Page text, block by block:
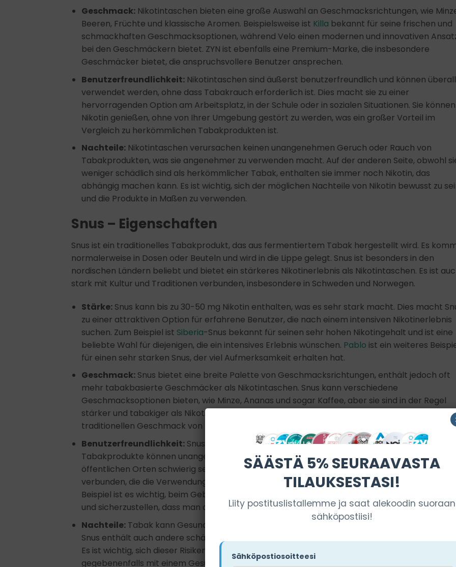
Geschmack: Nikotintaschen bieten eine große Auswahl an Geschmacksrichtungen, wie
Beeren, Früchte und klassische Aromen. Beispielsweise ist Killa bekannt für seine frischen und
schmackhaften Geschmacksoptionen, während Velo einen modernen und innovativen
bei den Geschmäckern bietet. ZYN ist ebenfalls eine Premium-Marke, die insbesondere
Geschmäcker bietet, die anspruchsvollere Benutzer ansprechen.
Benutzerfreundlichkeit: Nikotintaschen sind äußerst benutzerfreundlich und können überall
verwendet werden, ohne dass Tabakrauch erforderlich ist. Dies macht sie zu einer
hervorragenden Option am Arbeitsplatz, in der Schule oder in sozialen Situationen. Sie können
Nikotin genießen, ohne von Ihrer Umgebung gestört zu werden, was ein großer Vorteil im
Vergleich zu herkömmlichen Tabakprodukten ist.
Nachteile: Nikotintaschen verursachen keinen unangenehmen Geruch oder Rauch von
Tabakprodukten, was sie angenehmer zu verwenden macht. Auf der anderen Seite, obwohl
weniger schädlich sind als herkömmlicher Tabak, enthalten sie immer noch Nikotin, das
abhängig machen kann. Es ist wichtig, sich der möglichen Nachteile von Nikotin bewusst zu
und die Produkte in Maßen zu verwenden.
Snus – Eigenschaften
Snus ist ein traditionelles Tabakprodukt, das aus fermentiertem Tabak hergestellt wird. Es
normalerweise in Dosen oder Beuteln und wird in die Lippe gelegt. Snus ist besonders in den
nordischen Ländern beliebt und bietet ein stärkeres Nikotinerlebnis als Nikotintaschen. Es ist
stark mit Kultur und Traditionen verbunden, insbesondere in Schweden und Norwegen.
Stärke: Snus kann bis zu 30-50 mg Nikotin enthalten, was es sehr stark macht. Dies macht
zu einer attraktiven Option für erfahrene Benutzer, die nach einem intensiven Nikotinerlebnis
suchen. Zum Beispiel ist Siberia-Snus bekannt für seinen sehr hohen Nikotingehalt und ist eine
beliebte Wahl für diejenigen, die ein intensives Erlebnis wünschen. Pablo ist ein weiteres
für einen sehr starken Snus, der viel Aufmerksamkeit erhalten hat.
Geschmack: Snus bietet eine breite Palette von Geschmacksrichtungen, enthält jedoch oft
mehr tabakbasierte Geschmäcker als Nikotintaschen. Snus kann verschiedene
Geschmacksoptionen bieten, wie Minze, Ananas und sogar Kaffee, aber sie sind in der Regel
stärker und tabakiger als Nikotintaschen. Dies kann ein Vorteil für diejenigen sein, die den
traditionellen Geschmack von Tabakprodukten mögen.
Benutzerfreundlichkeit: Snus erfordert während der Anwendung mehr Aufmerksamkeit,
Tabakprodukte können unangenehme Gerüche hinterlassen. Die Verwendung kann an
öffentlichen Orten schwierig sein, und die Verwendung von Snus ist oft mit kulturellen Normen
verbunden, die die Verwendung in bestimmten Umgebungen einschränken können. Zum
Beispiel ist es wichtig, beim Gebrauch von Snus auf die Menschen um einen herum zu achten
und sicherzustellen, dass man anderen keinen Unannehmlichkeiten verursacht.
Nachteile: Tabak kann Gesundheitsrisiken verursachen, wie Probleme mit Mund und Zähnen.
Snus enthält auch andere schädliche Substanzen, die sich auf die Gesundheit auswirken
Es ist wichtig, sich dieser Risiken bewusst zu sein, bevor man Snus verwendet, und
gegebenenfalls mit einem Gesundheitsdienstleister darüber zu sprechen.
SÄÄSTÄ 5% SEURAAVASTA
TILAUKSESTASI!
Liity postituslistallemme ja saat alekoodin suoraan
sähköpostiisi!
Sähköpostiosoitteesi